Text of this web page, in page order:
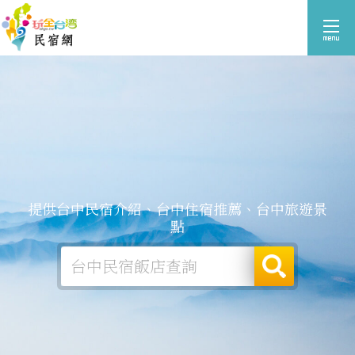
提供台中民宿介紹、台中住宿推薦、台中旅遊景
點